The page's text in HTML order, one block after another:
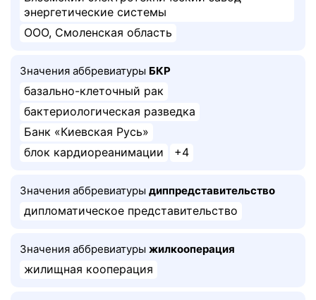
энергетические системы
ООО, Смоленская область
Значения аббревиатуры БКР
базально-клеточный рак
бактериологическая разведка
Банк «Киевская Русь»
блок кардиореанимации
+4
Значения аббревиатуры диппредставительство
дипломатическое представительство
Значения аббревиатуры жилкооперация
жилищная кооперация